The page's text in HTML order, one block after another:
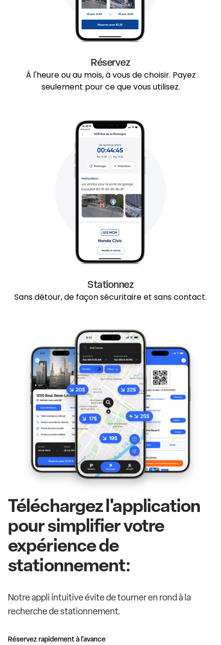
Réservez
À l'heure ou au mois, à vous de choisir. Payez
seulement pour ce que vous utilisez.
Stationnez
Sans détour, de façon sécuritaire et sans contact.
Téléchargez l'application
pour simplifier votre
expérience de
stationnement:
Notre appli intuitive évite de tourner en rond à la
recherche de stationnement.
Réservez rapidement à l'avance